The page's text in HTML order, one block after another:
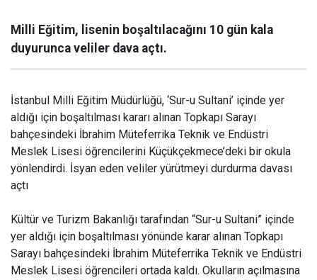
Milli Eğitim, lisenin boşaltılacağını 10 gün kala
duyurunca veliler dava açtı.
İstanbul Milli Eğitim Müdürlüğü, ‘Sur-u Sultani’ içinde yer
aldığı için boşaltılması kararı alınan Topkapı Sarayı
bahçesindeki İbrahim Müteferrika Teknik ve Endüstri
Meslek Lisesi öğrencilerini Küçükçekmece’deki bir okula
yönlendirdi. İsyan eden veliler yürütmeyi durdurma davası
açtı
Kültür ve Turizm Bakanlığı tarafından “Sur-u Sultani” içinde
yer aldığı için boşaltılması yönünde karar alınan Topkapı
Sarayı bahçesindeki İbrahim Müteferrika Teknik ve Endüstri
Meslek Lisesi öğrencileri ortada kaldı. Okulların açılmasına